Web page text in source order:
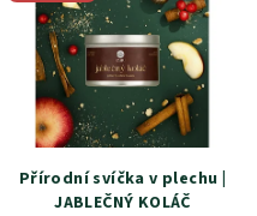
Přírodní svíčka v plechu |
JABLEČNÝ KOLÁČ